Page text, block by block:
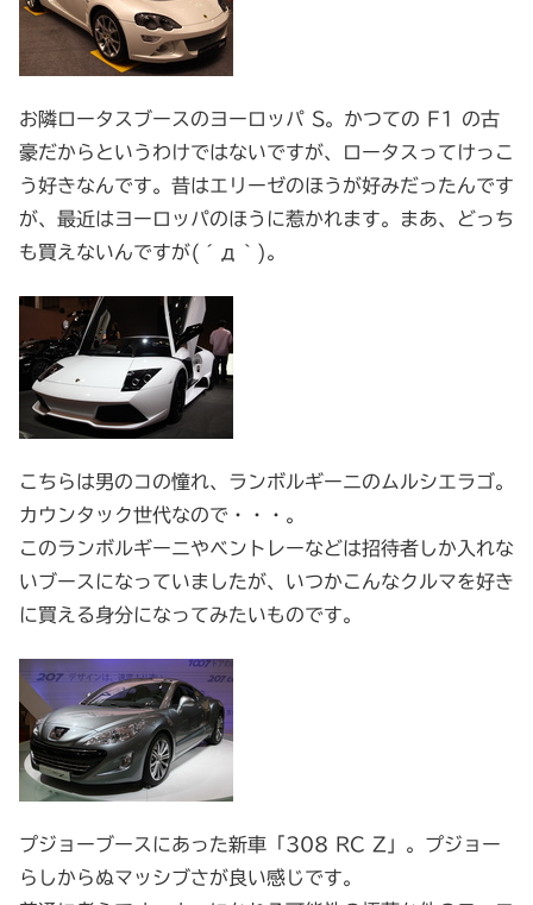
お隣ロータスブースのヨーロッパ S。かつての F1 の古
豪だからというわけではないですが、ロータスってけっこ
う好きなんです。昔はエリーゼのほうが好みだったんです
が、最近はヨーロッパのほうに惹かれます。まあ、どっち
も買えないんですが(´д｀)。
こちらは男のコの憧れ、ランボルギーニのムルシエラゴ。
カウンタック世代なので・・・。
このランボルギーニやベントレーなどは招待者しか入れな
いブースになっていましたが、いつかこんなクルマを好き
に買える身分になってみたいものです。
プジョーブースにあった新車「308 RC Z」。プジョー
らしからぬマッシブさが良い感じです。